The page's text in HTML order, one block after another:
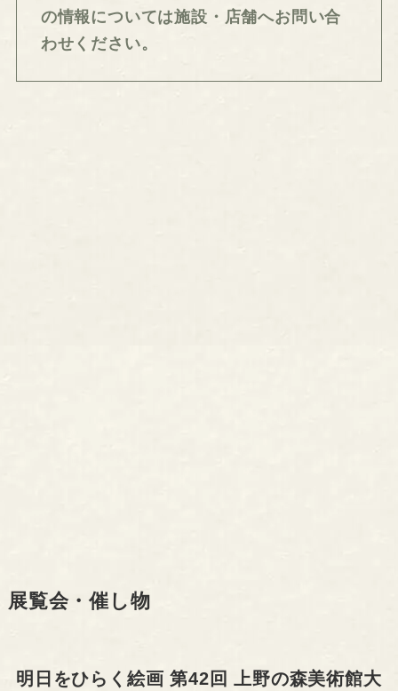
の情報については施設・店舗へお問い合
わせください。
展覧会・催し物
明日をひらく絵画 第42回 上野の森美術館大